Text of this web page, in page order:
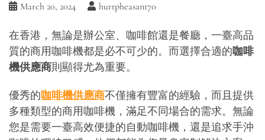
March 20, 2024 hurtpheasant70
在香港，無論是辦公室、咖啡館還是餐廳，一臺高品
質的商用咖啡機都是必不可少的。而選擇合適的咖啡
機供應商則顯得尤為重要。
優秀的咖啡機供應商不僅擁有豐富的經驗，而且提供
多種類型的商用咖啡機，滿足不同場合的需求。無論
您是需要一臺高效便捷的自動咖啡機，還是追求手沖